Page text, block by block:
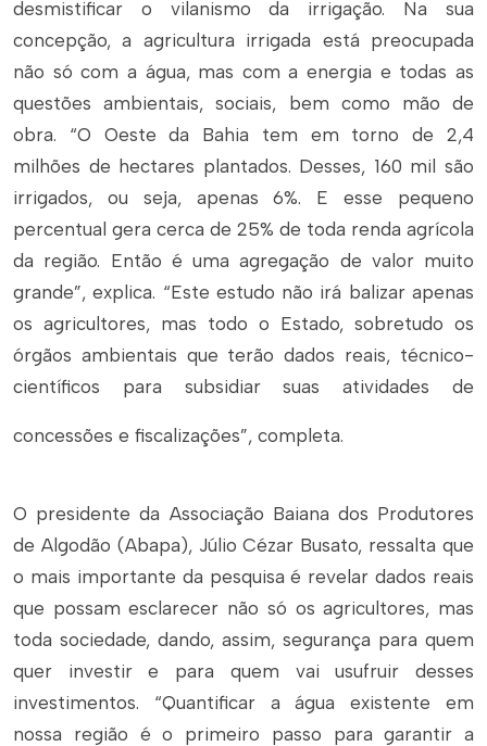
desmistificar o vilanismo da irrigação. Na sua
concepção, a agricultura irrigada está preocupada
não só com a água, mas com a energia e todas as
questões ambientais, sociais, bem como mão de
obra. “O Oeste da Bahia tem em torno de 2,4
milhões de hectares plantados. Desses, 160 mil são
irrigados, ou seja, apenas 6%. E esse pequeno
percentual gera cerca de 25% de toda renda agrícola
da região. Então é uma agregação de valor muito
grande”, explica. “Este estudo não irá balizar apenas
os agricultores, mas todo o Estado, sobretudo os
órgãos ambientais que terão dados reais, técnico-
científicos para subsidiar suas atividades de
concessões e fiscalizações”, completa.
O presidente da Associação Baiana dos Produtores
de Algodão (Abapa), Júlio Cézar Busato, ressalta que
o mais importante da pesquisa é revelar dados reais
que possam esclarecer não só os agricultores, mas
toda sociedade, dando, assim, segurança para quem
quer investir e para quem vai usufruir desses
investimentos. “Quantificar a água existente em
nossa região é o primeiro passo para garantir a